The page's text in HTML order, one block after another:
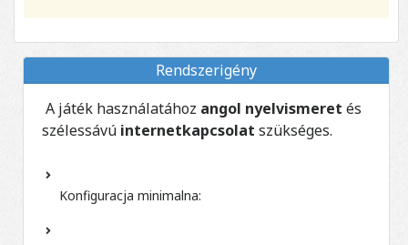
Rendszerigény
A játék használatához angol nyelvismeret és
szélessávú internetkapcsolat szükséges.
Konfiguracja minimalna: